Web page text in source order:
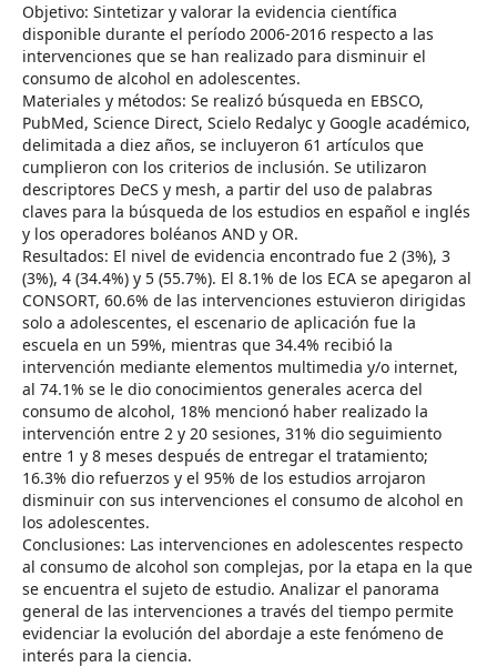
Objetivo: Sintetizar y valorar la evidencia científica
disponible durante el período 2006-2016 respecto a las
intervenciones que se han realizado para disminuir el
consumo de alcohol en adolescentes.
Materiales y métodos: Se realizó búsqueda en EBSCO,
PubMed, Science Direct, Scielo Redalyc y Google académico,
delimitada a diez años, se incluyeron 61 artículos que
cumplieron con los criterios de inclusión. Se utilizaron
descriptores DeCS y mesh, a partir del uso de palabras
claves para la búsqueda de los estudios en español e inglés
y los operadores boléanos AND y OR.
Resultados: El nivel de evidencia encontrado fue 2 (3%), 3
(3%), 4 (34.4%) y 5 (55.7%). El 8.1% de los ECA se apegaron al
CONSORT, 60.6% de las intervenciones estuvieron dirigidas
solo a adolescentes, el escenario de aplicación fue la
escuela en un 59%, mientras que 34.4% recibió la
intervención mediante elementos multimedia y/o internet,
al 74.1% se le dio conocimientos generales acerca del
consumo de alcohol, 18% mencionó haber realizado la
intervención entre 2 y 20 sesiones, 31% dio seguimiento
entre 1 y 8 meses después de entregar el tratamiento;
16.3% dio refuerzos y el 95% de los estudios arrojaron
disminuir con sus intervenciones el consumo de alcohol en
los adolescentes.
Conclusiones: Las intervenciones en adolescentes respecto
al consumo de alcohol son complejas, por la etapa en la que
se encuentra el sujeto de estudio. Analizar el panorama
general de las intervenciones a través del tiempo permite
evidenciar la evolución del abordaje a este fenómeno de
interés para la ciencia.